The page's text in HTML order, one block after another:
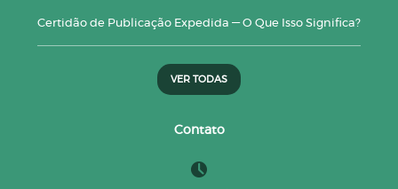
Certidão de Publicação Expedida — O Que Isso Significa?
VER TODAS
Contato